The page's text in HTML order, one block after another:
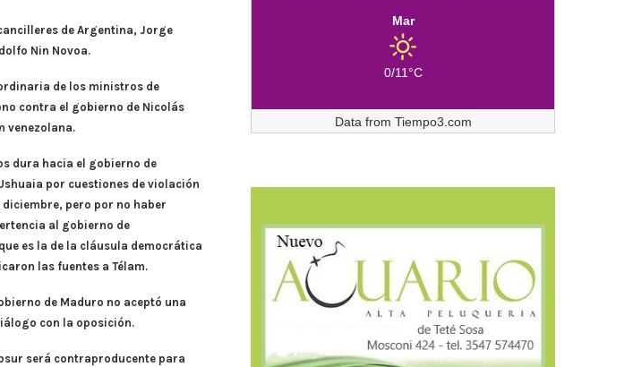
de Argentina, Jorge
Nin Novoa.
de los ministros de
contra el gobierno de Nicolás
venezolana.
dura hacia el gobierno de
por cuestiones de violación
pero por no haber
al gobierno de
es la de la cláusula democrática
las fuentes a Télam.
de Maduro no aceptó una
con la oposición.
será contraproducente para
Mar
0/11°C
Data from Tiempo3.com